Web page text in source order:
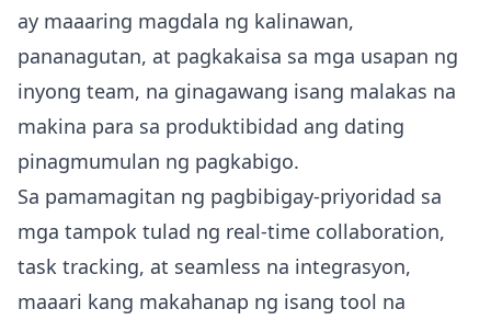
ay maaaring magdala ng kalinawan,
pananagutan, at pagkakaisa sa mga usapan ng
inyong team, na ginagawang isang malakas na
makina para sa produktibidad ang dating
pinagmumulan ng pagkabigo.
Sa pamamagitan ng pagbibigay-priyoridad sa
mga tampok tulad ng real-time collaboration,
task tracking, at seamless na integrasyon,
maaari kang makahanap ng isang tool na